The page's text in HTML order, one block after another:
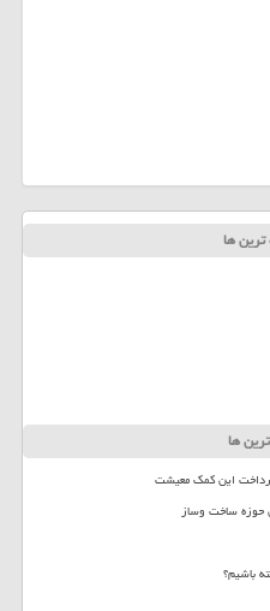
ترین ها
ها
پرداخت این کمک معیشت
باشیم؟